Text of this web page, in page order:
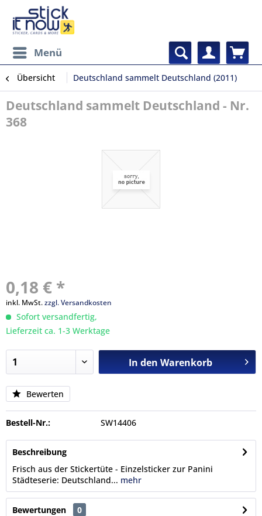
Menü
Übersicht Deutschland sammelt Deutschland (2011)
Deutschland sammelt Deutschland - Nr.
368
0,18 € *
inkl. MwSt.zzgl. Versandkosten
Sofort versandfertig,
Lieferzeit ca. 1-3 Werktage
In den Warenkorb
Bewerten
Bestell-Nr.: SW14406
Beschreibung
Frisch aus der Stickertüte - Einzelsticker zur Panini
Städteserie: Deutschland... mehr
Bewertungen
0